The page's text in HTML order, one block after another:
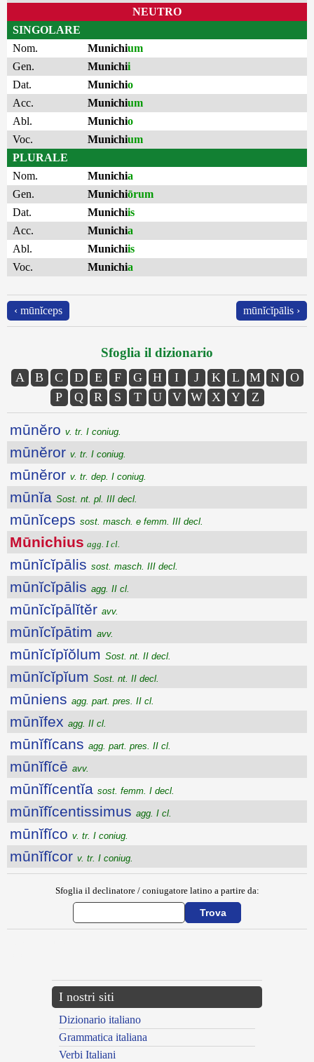
NEUTRO
SINGOLARE
Nom.
Munichium
Gen.
Munichii
Dat.
Munichio
Acc.
Munichium
Abl.
Munichio
Voc.
Munichium
PLURALE
Nom.
Munichia
Gen.
Munichiōrum
Dat.
Munichiis
Acc.
Munichia
Abl.
Munichiis
Voc.
Munichia
‹ mūnĭceps mūnĭcĭpālis ›
Sfoglia il dizionario
A B C D E F G H I J K L M N
O
P
Q R S T U V W X Y Z
mūnĕro v. tr. I coniug.
mūnĕror v. tr. I coniug.
mūnĕror v. tr. dep. I coniug.
mūnĭa Sost. nt. pl. III decl.
mūnĭceps sost. masch. e femm. III decl.
Mūnichius agg. I cl.
mūnĭcĭpālis sost. masch. III decl.
mūnĭcĭpālis agg. II cl.
mūnĭcĭpālĭtĕr avv.
mūnĭcĭpātim avv.
mūnĭcĭpĭŏlum Sost. nt. II decl.
mūnĭcĭpĭum Sost. nt. II decl.
mūniens agg. part. pres. II cl.
mūnĭfex agg. II cl.
mūnĭfĭcans agg. part. pres. II cl.
mūnĭfĭcē avv.
mūnĭfĭcentĭa sost. femm. I decl.
mūnĭfĭcentissimus agg. I cl.
mūnĭfĭco v. tr. I coniug.
mūnĭfĭcor v. tr. I coniug.
Sfoglia il declinatore / coniugatore latino a partire da:
I nostri siti
Dizionario italiano
Grammatica italiana
Verbi Italiani